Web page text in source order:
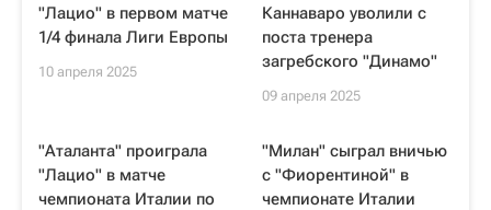
"Лацио" в первом матче
1/4 финала Лиги Европы
10 апреля 2025
Каннаваро уволили с
поста тренера
загребского "Динамо"
09 апреля 2025
"Аталанта" проиграла
"Лацио" в матче
чемпионата Италии по
"Милан" сыграл вничью
с "Фиорентиной" в
чемпионате Италии